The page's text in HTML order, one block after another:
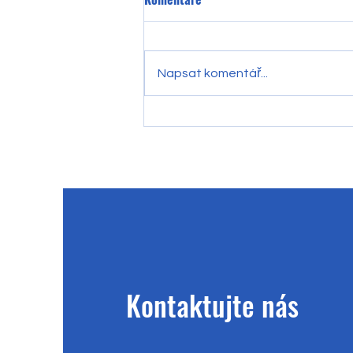
Napsat komentář...
Kontaktujte nás